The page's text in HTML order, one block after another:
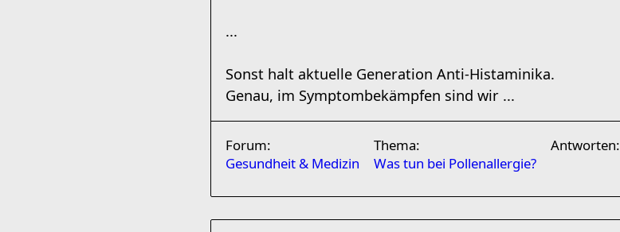
...
Sonst halt aktuelle Generation Anti-Histaminika.
Genau, im Symptombekämpfen sind wir ...
Forum:
Gesundheit & Medizin
Thema:
Was tun bei Pollenallergie?
Antworten: